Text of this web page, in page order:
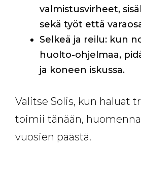
valmistusvirheet,
sekä työt että
Selkeä ja reilu: kun
huolto-ohjelmaa,
ja koneen iskussa.
Valitse Solis, kun haluat
toimii tänään,
vuosien päästä.